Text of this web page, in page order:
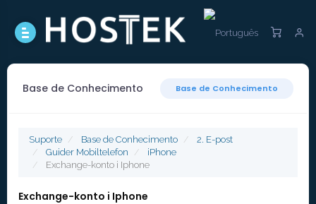
Base de Conhecimento Base de Conhecimento
Suporte Base de Conhecimento
2. E-post
Guider Mobiltelefon
iPhone
Exchange-konto i Iphone
Exchange-konto i Iphone